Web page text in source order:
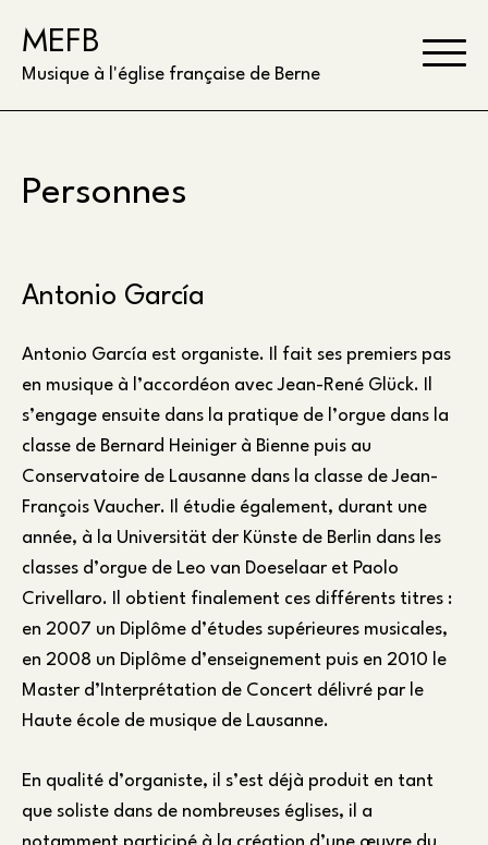
content
MEFB
Musique à l'église française de Berne
Personnes
Antonio García
Antonio García est organiste. Il fait ses premiers pas
en musique à l’accordéon avec Jean-René Glück. Il
s’engage ensuite dans la pratique de l’orgue dans la
classe de Bernard Heiniger à Bienne puis au
Conservatoire de Lausanne dans la classe de Jean-
François Vaucher. Il étudie également, durant une
année, à la Universität der Künste de Berlin dans les
classes d’orgue de Leo van Doeselaar et Paolo
Crivellaro. Il obtient finalement ces différents titres :
en 2007 un Diplôme d’études supérieures musicales,
en 2008 un Diplôme d’enseignement puis en 2010 le
Master d’Interprétation de Concert délivré par le
Haute école de musique de Lausanne.
En qualité d’organiste, il s’est déjà produit en tant
que soliste dans de nombreuses églises, il a